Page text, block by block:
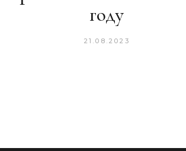
году
21.08.2023